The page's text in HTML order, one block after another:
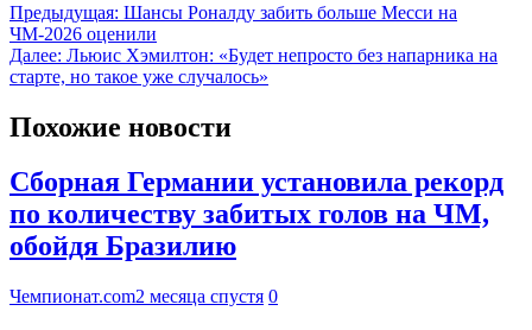
Предыдущая: Шансы Роналду забить больше Месси на
ЧМ-2026 оценили
Далее: Льюис Хэмилтон: «Будет непросто без напарника на
старте, но такое уже случалось»
Похожие новости
Сборная Германии установила рекорд
по количеству забитых голов на ЧМ,
обойдя Бразилию
Чемпионат.com2 месяца спустя 0